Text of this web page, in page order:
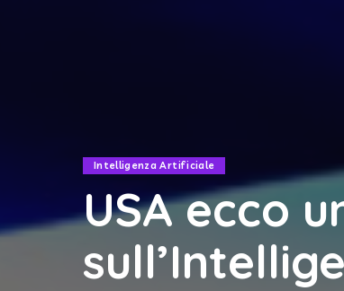
Intelligenza Artificiale
USA ecco